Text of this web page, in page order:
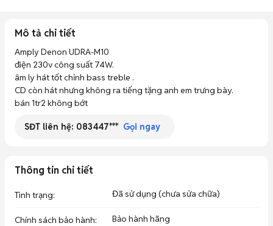
Mô tả chi tiết
Amply Denon UDRA-M10
điện 230v công suất 74W.
âm ly hát tốt chỉnh bass treble .
CD còn hát nhưng không ra tiếng tặng anh em trưng bày.
bán 1tr2 không bớt
SĐT liên hệ: 083447*** Gọi ngay
Thông tin chi tiết
Tình trạng: Đã sử dụng (chưa sửa chữa)
Chính sách bảo hành: Bảo hành hãng